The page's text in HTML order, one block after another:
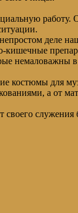
деле
немаловажны
костюмы для
а от
своего